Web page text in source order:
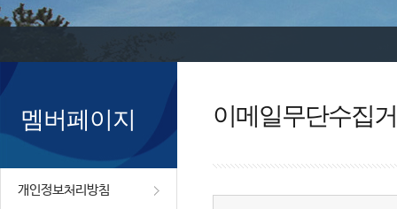
멤버페이지
개인정보처리방침
이메일무단수집